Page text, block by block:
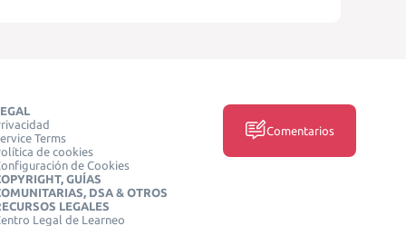
Terms
de cookies
de Cookies
GUÍAS
DSA & OTROS
LEGALES
Legal de Learneo
Comentarios